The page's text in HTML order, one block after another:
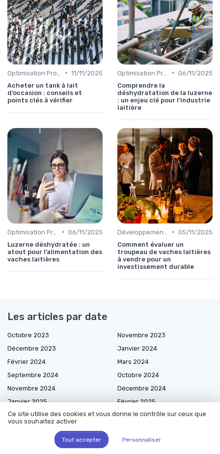
• 11/11/2025
Acheter un tank à lait
d’occasion : conseils et
points clés à vérifier
• 06/11/2025
Comprendre la
déshydratation de la luzerne
: un enjeu clé pour l'industrie
laitière
• 06/11/2025
Luzerne déshydratée : un
atout pour l’alimentation des
vaches laitières
• 05/11/2025
Comment évaluer un
troupeau de vaches laitières
à vendre pour un
investissement durable
Les articles par date
Octobre 2023
Novembre 2023
Décembre 2023
Janvier 2024
Février 2024
Mars 2024
Septembre 2024
Octobre 2024
Novembre 2024
Décembre 2024
Janvier 2025
Février 2025
Mars 2025
Avril 2025
Août 2025
Ce site utilise des cookies et vous donne le contrôle sur ceux que
vous souhaitez activer
Tout accepter Personnaliser